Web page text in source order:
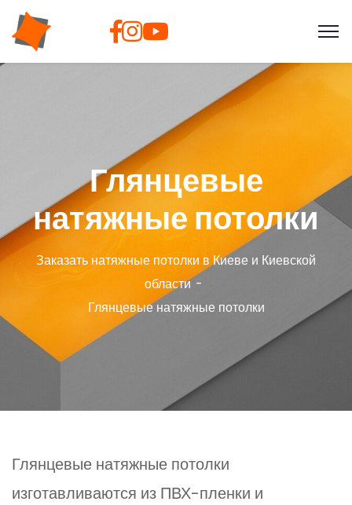
Глянцевые
натяжные потолки
Заказать натяжные потолки в Киеве и Киевской
области
Глянцевые натяжные потолки
Глянцевые натяжные потолки
изготавливаются из ПВХ-пленки и